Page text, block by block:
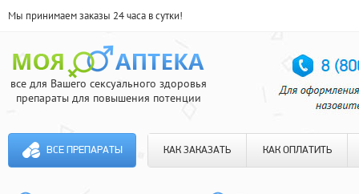
Мы принимаем заказы 24 часа в сутки!
все для Вашего сексуального здоровья
препараты для повышения потенции
ВСЕ ПРЕПАРАТЫ КАК ЗАКАЗАТЬ КАК ОПЛАТИТЬ